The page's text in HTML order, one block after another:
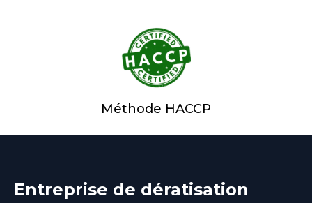
Méthode HACCP
Entreprise de dératisation